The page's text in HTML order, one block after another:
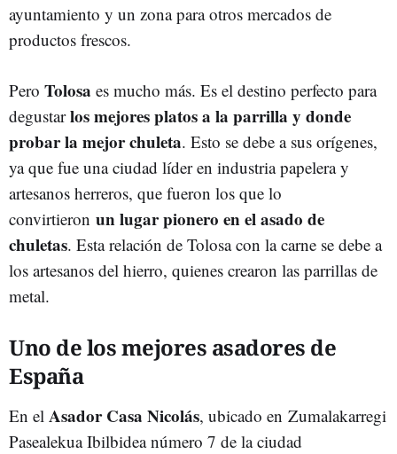
ayuntamiento y un zona para otros mercados de
productos frescos.
Pero Tolosa es mucho más. Es el destino perfecto para
degustarlos mejores platos a la parrilla y donde
probar la mejor chuleta. Esto se debe a sus orígenes,
ya que fue una ciudad líder en industria papelera y
artesanos herreros, que fueron los que lo
convirtieron un lugar pionero en el asado de
chuletas. Esta relación de Tolosa con la carne se debe a
los artesanos del hierro, quienes crearon las parrillas de
metal.
Uno de los mejores asadores de
España
En el Asador Casa Nicolás, ubicado en Zumalakarregi
Pasealekua Ibilbidea número 7 de la ciudad